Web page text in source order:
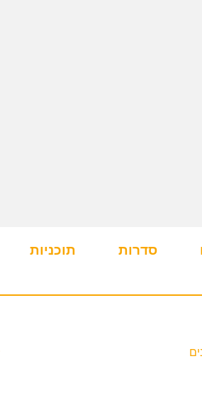
סדרות תוכניות